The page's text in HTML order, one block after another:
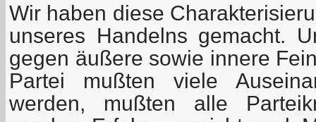
Wir haben diese
unseres Handelns gemacht.
gegen äußere sowie innere
Partei mußten viele
werden, mußten alle